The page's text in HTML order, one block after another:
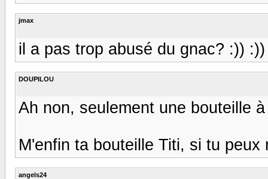
jmax
il a pas trop abusé du gnac? :))
DOUPILOU
Ah non, seulement une bouteille
M'enfin ta bouteille Titi, si tu
angels24